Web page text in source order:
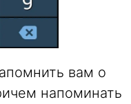
вам о
напоминать